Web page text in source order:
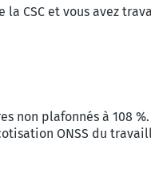
la CSC et vous avez
non plafonnés à 108 %.
ONSS du